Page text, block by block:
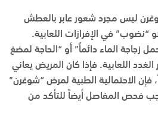
ليس مجرد شعور عابر بالعطش
في الإفرازات اللعابية.
زجاجة الماء دائماً” أو “الحاجة لمضغ
الغدد اللعابية. فإذا كان المريض يعاني
الاحتمالية الطبية لمرض “شوغرن”
فحص المفاصل أيضاً للتأكد من